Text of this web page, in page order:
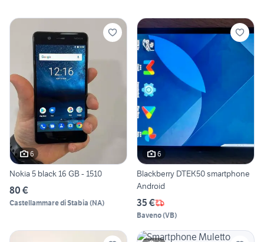
6
Nokia 5 black 16 GB - 1510
80 €
Castellammare di Stabia (NA)
6
Blackberry DTEK50 smartphone
Android
35 €
Baveno(VB)